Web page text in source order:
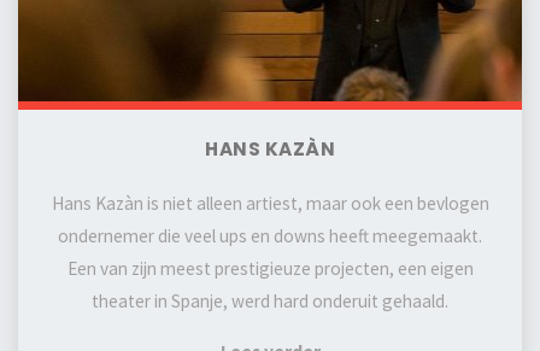
HANS KAZÀN
Hans Kazàn is niet alleen artiest, maar ook een bevlogen
ondernemer die veel ups en downs heeft meegemaakt.
Een van zijn meest prestigieuze projecten, een eigen
theater in Spanje, werd hard onderuit gehaald.